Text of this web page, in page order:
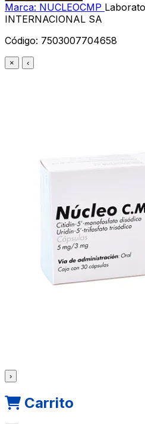
Marca: NUCLEOCMP
INTERNACIONAL SA
Código: 7503007704658
× ‹
›
Carrito